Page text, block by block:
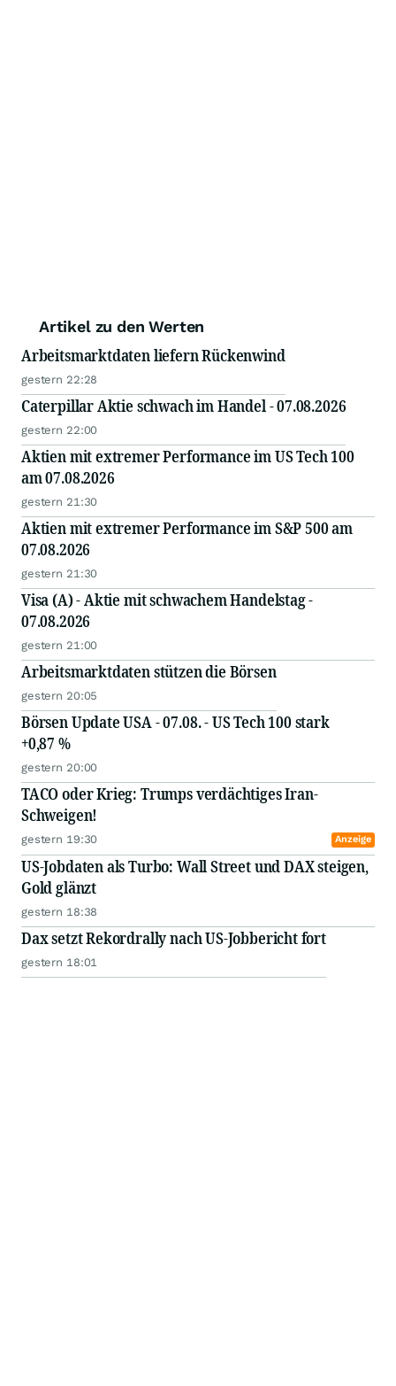
Artikel zu den Werten
Arbeitsmarktdaten liefern Rückenwind
gestern 22:28
Caterpillar Aktie schwach im Handel - 07.08.2026
gestern 22:00
Aktien mit extremer Performance im US Tech 100
am 07.08.2026
gestern 21:30
Aktien mit extremer Performance im S&P 500 am
07.08.2026
gestern 21:30
Visa (A) - Aktie mit schwachem Handelstag -
07.08.2026
gestern 21:00
Arbeitsmarktdaten stützen die Börsen
gestern 20:05
Börsen Update USA - 07.08. - US Tech 100 stark
+0,87 %
gestern 20:00
TACO oder Krieg: Trumps verdächtiges Iran-
Schweigen!
gestern 19:30 Anzeige
US-Jobdaten als Turbo: Wall Street und DAX steigen,
Gold glänzt
gestern 18:38
Dax setzt Rekordrally nach US-Jobbericht fort
gestern 18:01